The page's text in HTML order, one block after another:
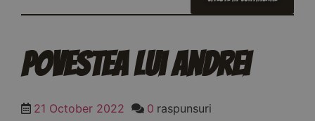
Povestea Lui Andrei
21 October 2022 0 raspunsuri